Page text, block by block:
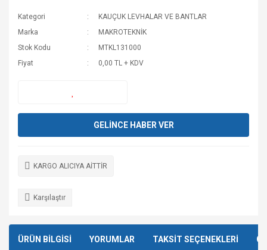
Kategori
KAUÇUK LEVHALAR VE BANTLAR
Marka
MAKROTEKNİK
Stok Kodu
MTKL131000
Fiyat
0,00 TL + KDV
GELİNCE HABER VER
KARGO ALICIYA AİTTİR
Karşılaştır
ÜRÜN BİLGİSİ YORUMLAR TAKSİT SEÇENEKLERİ